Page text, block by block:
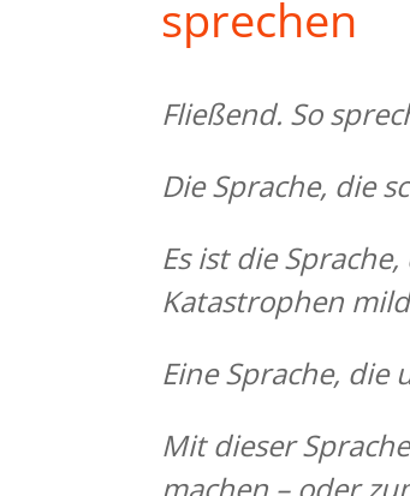
sprechen
Fließend. So
Die Sprache, die
Es ist die
Katastrophen
Eine Sprache, die
Mit dieser
machen – oder